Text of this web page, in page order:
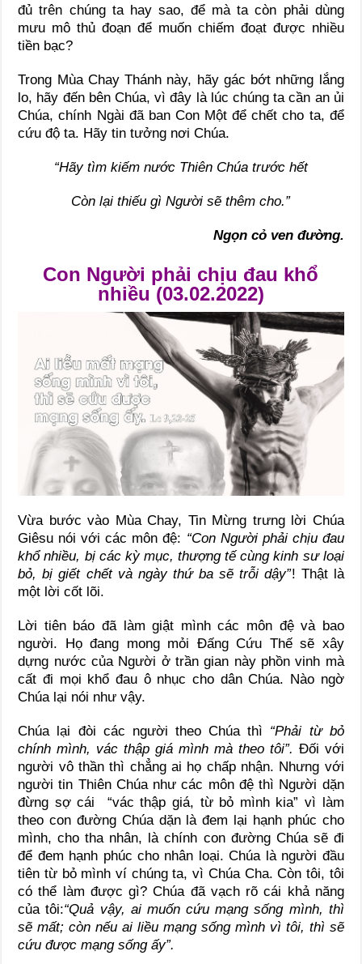
đủ trên chúng ta hay sao, để mà ta còn phải dùng
mưu mô thủ đoạn để muốn chiếm đoạt được nhiều
tiền bạc?
Trong Mùa Chay Thánh này, hãy gác bớt những lắng
lo, hãy đến bên Chúa, vì đây là lúc chúng ta cần an ủi
Chúa, chính Ngài đã ban Con Một để chết cho ta, để
cứu độ ta. Hãy tin tưởng nơi Chúa.
“Hãy tìm kiếm nước Thiên Chúa trước hết
Còn lại thiếu gì Người sẽ thêm cho.”
Ngọn cỏ ven đường.
Con Người phải chịu đau khổ
nhiều (03.02.2022)
Vừa bước vào Mùa Chay, Tin Mừng trưng lời Chúa
Giêsu nói với các môn đệ: “Con Người phải chịu đau
khổ nhiều, bị các kỳ mục, thượng tế cùng kinh sư loại
bỏ, bị giết chết và ngày thứ ba sẽ trỗi dậy”! Thật là
một lời cốt lõi.
Lời tiên báo đã làm giật mình các môn đệ và bao
người. Họ đang mong mỏi Đấng Cứu Thế sẽ xây
dựng nước của Người ở trần gian này phồn vinh mà
cất đi mọi khổ đau ô nhục cho dân Chúa. Nào ngờ
Chúa lại nói như vậy.
Chúa lại đòi các người theo Chúa thì “Phải từ bỏ
chính mình, vác thập giá mình mà theo tôi”. Đối với
người vô thần thì chẳng ai họ chấp nhận. Nhưng với
người tin Thiên Chúa như các môn đệ thì Người dặn
đừng sợ cái “vác thập giá, từ bỏ mình kia” vì làm
theo con đường Chúa dặn là đem lại hạnh phúc cho
mình, cho tha nhân, là chính con đường Chúa sẽ đi
để đem hạnh phúc cho nhân loại. Chúa là người đầu
tiên từ bỏ mình ví chúng ta, vì Chúa Cha. Còn tôi, tôi
có thể làm được gì? Chúa đã vạch rõ cái khả năng
của tôi:“Quả vậy, ai muốn cứu mạng sống mình, thì
sẽ mất; còn nếu ai liều mạng sống mình vì tôi, thì sẽ
cứu được mạng sống ấy”.